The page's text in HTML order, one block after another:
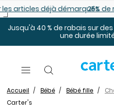
démarqués25% de rabais:
Jusqu'à 40 % de rabais sur
une durée
Accueil Bébé Bébé fille
Carter's